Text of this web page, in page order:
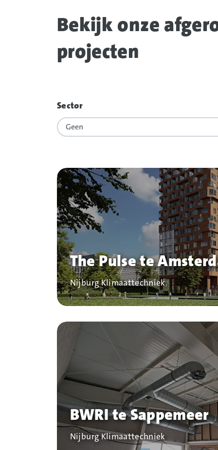
Bekijk onze
projecten
Sector
The Pulse te
Bedrijf
Nijburg Klimaattechniek
BWRI te Sappemeer
Bedrijf
Nijburg Klimaattechniek